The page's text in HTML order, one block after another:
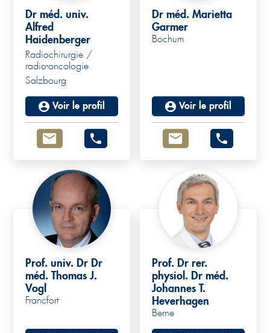
Dr méd. univ.
Alfred
Haidenberger
Radiochirurgie /
radio-oncologie
Salzbourg
Voir le profil
Dr méd. Marietta
Garmer
Bochum
Voir le profil
Prof. univ. Dr Dr
méd. Thomas J.
Vogl
Francfort
Prof. Dr rer.
physiol. Dr méd.
Johannes T.
Heverhagen
Berne